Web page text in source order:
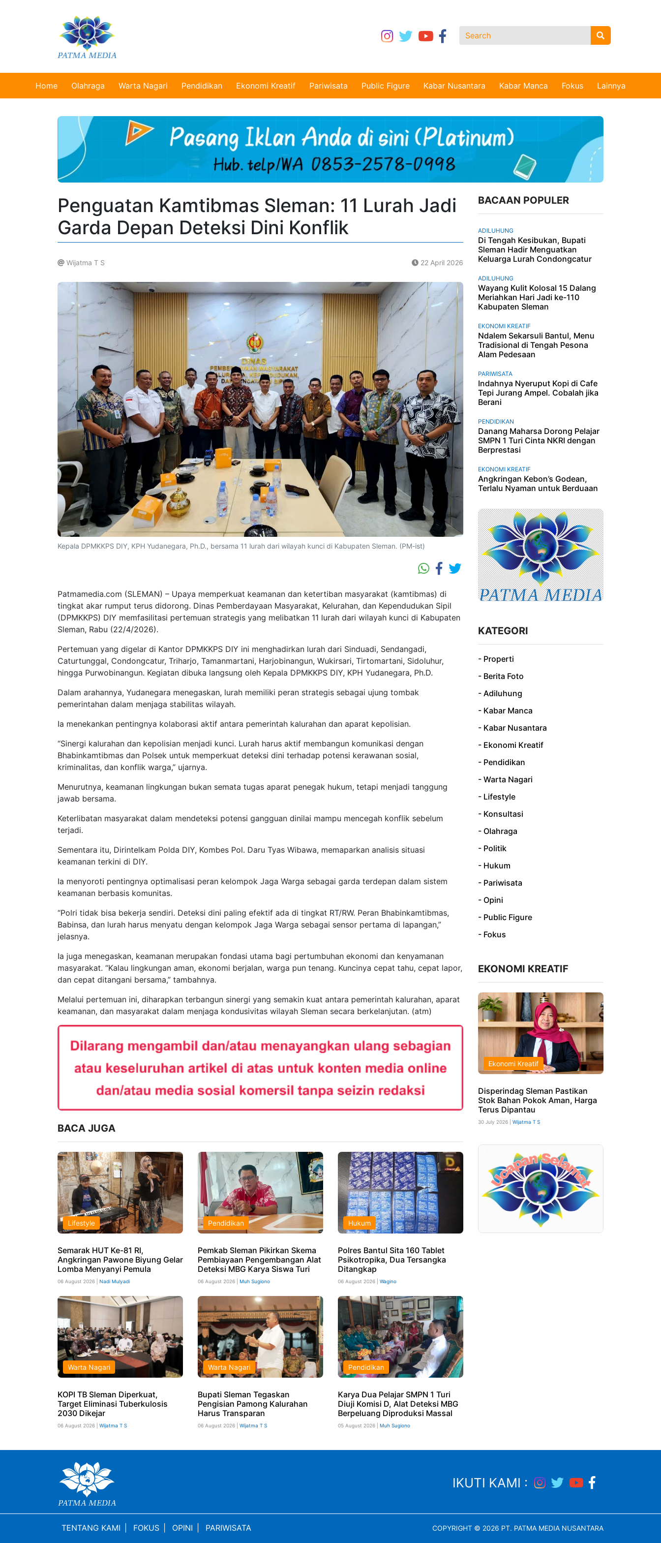
Home Olahraga Warta Nagari Pendidikan Ekonomi Kreatif Pariwisata Public Figure Kabar Nusantara Kabar Manca Fokus Lainnya
Penguatan Kamtibmas Sleman: 11 Lurah Jadi
Garda Depan Deteksi Dini Konflik
Wijatma T S 22 April 2026
Kepala DPMKKPS DIY, KPH Yudanegara, Ph.D., bersama 11 lurah dari wilayah kunci di Kabupaten Sleman. (PM-ist)
Patmamedia.com (SLEMAN) – Upaya memperkuat keamanan dan ketertiban masyarakat (kamtibmas) di
tingkat akar rumput terus didorong. Dinas Pemberdayaan Masyarakat, Kelurahan, dan Kependudukan Sipil
(DPMKKPS) DIY memfasilitasi pertemuan strategis yang melibatkan 11 lurah dari wilayah kunci di Kabupaten
Sleman, Rabu (22/4/2026).
Pertemuan yang digelar di Kantor DPMKKPS DIY ini menghadirkan lurah dari Sinduadi, Sendangadi,
Caturtunggal, Condongcatur, Triharjo, Tamanmartani, Harjobinangun, Wukirsari, Tirtomartani, Sidoluhur,
hingga Purwobinangun. Kegiatan dibuka langsung oleh Kepala DPMKKPS DIY, KPH Yudanegara, Ph.D.
Dalam arahannya, Yudanegara menegaskan, lurah memiliki peran strategis sebagai ujung tombak
pemerintahan dalam menjaga stabilitas wilayah.
Ia menekankan pentingnya kolaborasi aktif antara pemerintah kalurahan dan aparat kepolisian.
“Sinergi kalurahan dan kepolisian menjadi kunci. Lurah harus aktif membangun komunikasi dengan
Bhabinkamtibmas dan Polsek untuk memperkuat deteksi dini terhadap potensi kerawanan sosial,
kriminalitas, dan konflik warga,” ujarnya.
Menurutnya, keamanan lingkungan bukan semata tugas aparat penegak hukum, tetapi menjadi tanggung
jawab bersama.
Keterlibatan masyarakat dalam mendeteksi potensi gangguan dinilai mampu mencegah konflik sebelum
terjadi.
Sementara itu, Dirintelkam Polda DIY, Kombes Pol. Daru Tyas Wibawa, memaparkan analisis situasi
keamanan terkini di DIY.
Ia menyoroti pentingnya optimalisasi peran kelompok Jaga Warga sebagai garda terdepan dalam sistem
keamanan berbasis komunitas.
“Polri tidak bisa bekerja sendiri. Deteksi dini paling efektif ada di tingkat RT/RW. Peran Bhabinkamtibmas,
Babinsa, dan lurah harus menyatu dengan kelompok Jaga Warga sebagai sensor pertama di lapangan,”
jelasnya.
Ia juga menegaskan, keamanan merupakan fondasi utama bagi pertumbuhan ekonomi dan kenyamanan
masyarakat. “Kalau lingkungan aman, ekonomi berjalan, warga pun tenang. Kuncinya cepat tahu, cepat lapor,
dan cepat ditangani bersama,” tambahnya.
Melalui pertemuan ini, diharapkan terbangun sinergi yang semakin kuat antara pemerintah kalurahan, aparat
keamanan, dan masyarakat dalam menjaga kondusivitas wilayah Sleman secara berkelanjutan. (atm)
BACA JUGA
Lifestyle
Semarak HUT Ke-81 RI,
Angkringan Pawone Biyung Gelar
Lomba Menyanyi Pemula
06 August 2026 | Nadi Mulyadi
Pendidikan
Pemkab Sleman Pikirkan Skema
Pembiayaan Pengembangan Alat
Deteksi MBG Karya Siswa Turi
06 August 2026 | Muh Sugiono
Hukum
Polres Bantul Sita 160 Tablet
Psikotropika, Dua Tersangka
Ditangkap
06 August 2026 | Wagino
Warta Nagari
KOPI TB Sleman Diperkuat,
Target Eliminasi Tuberkulosis
2030 Dikejar
06 August 2026 | Wijatma T S
Warta Nagari
Bupati Sleman Tegaskan
Pengisian Pamong Kalurahan
Harus Transparan
06 August 2026 | Wijatma T S
Pendidikan
Karya Dua Pelajar SMPN 1 Turi
Diuji Komisi D, Alat Deteksi MBG
Berpeluang Diproduksi Massal
05 August 2026 | Muh Sugiono
BACAAN POPULER
ADILUHUNG
Di Tengah Kesibukan, Bupati
Sleman Hadir Menguatkan
Keluarga Lurah Condongcatur
ADILUHUNG
Wayang Kulit Kolosal 15 Dalang
Meriahkan Hari Jadi ke-110
Kabupaten Sleman
EKONOMI KREATIF
Ndalem Sekarsuli Bantul, Menu
Tradisional di Tengah Pesona
Alam Pedesaan
PARIWISATA
Indahnya Nyeruput Kopi di Cafe
Tepi Jurang Ampel. Cobalah jika
Berani
PENDIDIKAN
Danang Maharsa Dorong Pelajar
SMPN 1 Turi Cinta NKRI dengan
Berprestasi
EKONOMI KREATIF
Angkringan Kebon’s Godean,
Terlalu Nyaman untuk Berduaan
KATEGORI
- Properti
- Berita Foto
- Adiluhung
- Kabar Manca
- Kabar Nusantara
- Ekonomi Kreatif
- Pendidikan
- Warta Nagari
- Lifestyle
- Konsultasi
- Olahraga
- Politik
- Hukum
- Pariwisata
- Opini
- Public Figure
- Fokus
EKONOMI KREATIF
Ekonomi Kreatif
Disperindag Sleman Pastikan
Stok Bahan Pokok Aman, Harga
Terus Dipantau
30 July 2026 | Wijatma T S
IKUTI KAMI :
TENTANG KAMI FOKUS OPINI PARIWISATA COPYRIGHT © 2026 PT. PATMA MEDIA NUSANTARA